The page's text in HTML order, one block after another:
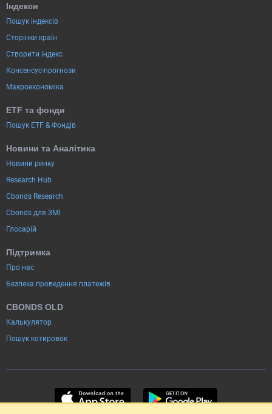
Індекси
Пошук індексів
Сторінки країн
Створити індекс
Консенсус-прогнози
Макроекономіка
ETF та фонди
Пошук ETF & Фондів
Новини та Аналітика
Новини ринку
Research Hub
Cbonds Research
Cbonds для ЗМІ
Глосарій
Підтримка
Про нас
Безпека проведення платежів
CBONDS OLD
Калькулятор
Пошук котировок